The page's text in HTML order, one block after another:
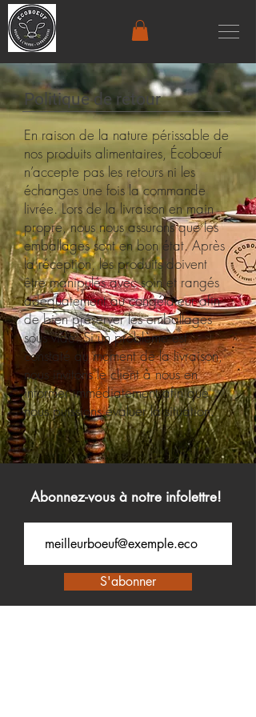
Politique de retour
En raison de la nature périssable de
nos produits alimentaires, Écobœuf
n’accepte pas les retours ni les
échanges une fois la commande
livrée. Lors de la livraison en main
propre, nous nous assurons que les
emballages sont en bon état. Après
la réception, les produits doivent
être manipulés avec soin et rangés
adéquatement au congélateur afin
de bien préserver les emballages
sous vide. Si un problème est
constaté au moment de la livraison,
nous invitons le client à nous en
informer immédiatement afin que
nous puissions évaluer la situation.
Abonnez-vous à notre infolettre!
S'abonner